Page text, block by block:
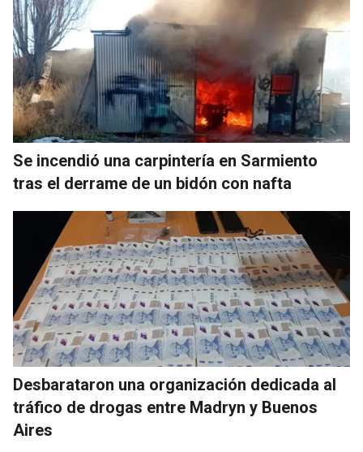
Se incendió una carpintería en Sarmiento
tras el derrame de un bidón con nafta
Desbarataron una organización dedicada al
tráfico de drogas entre Madryn y Buenos
Aires